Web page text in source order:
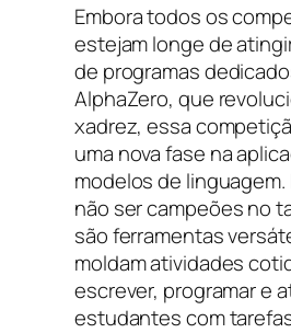
Embora todos os
estejam longe de
de programas
AlphaZero, que
xadrez, essa
uma nova fase na
modelos de
não ser campeões no
são ferramentas
moldam atividades
escrever, programar e
estudantes com